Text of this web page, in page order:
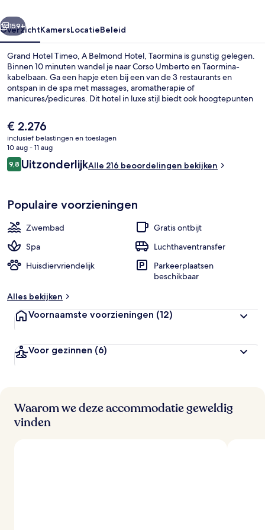
Taormina
Volgende
159+
OverzichtKamersLocatieBeleid
Grand Hotel Timeo, A Belmond Hotel, Taormina is gunstig gelegen.
Binnen 10 minuten wandel je naar Corso Umberto en Taormina-
kabelbaan. Ga een hapje eten bij een van de 3 restaurants en
ontspan in de spa met massages, aromatherapie of
manicures/pedicures. Dit hotel in luxe stijl biedt ook hoogtepunten
zwembad. Andere reizigers waarderen het behulpzame personeel.
De
huidige
prijs
is
€ 2.276
€ 2.276
inclusief belastingen en toeslagen
10 aug - 11 aug
Beoordelingen
9,89,8 op 10 –
UitzonderlijkAlle 216 beoordelingen bekijken
Populaire voorzieningen
Zwembad
Gratis ontbijt
Spa
Luchthaventransfer
Huisdiervriendelijk
Parkeerplaatsen
beschikbaar
Alles bekijken
Voornaamste voorzieningen (12)
Voor gezinnen (6)
Waarom we deze accommodatie geweldig
vinden